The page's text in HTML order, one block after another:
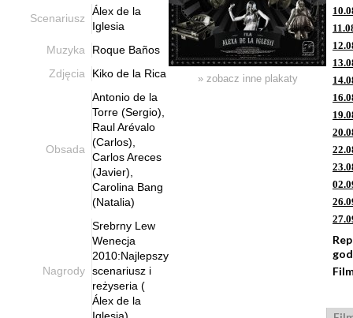
Scenariusz
Álex de la
Iglesia
Muzyka
Roque Baños
Zdjęcia
Kiko de la Rica
Obsada
Antonio de la
Torre (Sergio),
Raul Arévalo
(Carlos),
Carlos Areces
(Javier),
Carolina Bang
(Natalia)
Nagrody
Srebrny Lew
Wenecja
2010:Najlepszy
scenariusz i
reżyseria (
Álex de la
Iglesia)
» zobacz inne plakaty